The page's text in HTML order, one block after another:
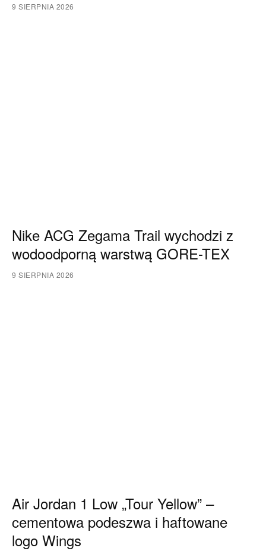
9 SIERPNIA 2026
Nike ACG Zegama Trail wychodzi z
wodoodporną warstwą GORE-TEX
9 SIERPNIA 2026
Air Jordan 1 Low „Tour Yellow” –
cementowa podeszwa i haftowane
logo Wings